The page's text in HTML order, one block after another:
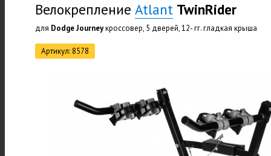
Велокрепление Atlant TwinRider
для Dodge Journeyкроссовер, 5 дверей, 12- гг. гладкая крыша
Артикул: 8578